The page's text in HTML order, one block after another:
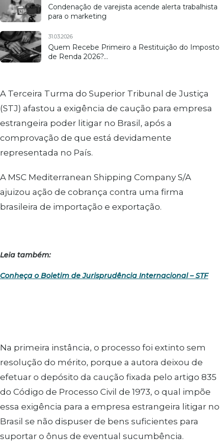
Condenação de varejista acende alerta trabalhista
para o marketing
31.03.2026
Quem Recebe Primeiro a Restituição do Imposto
de Renda 2026?…
A Terceira Turma do Superior Tribunal de Justiça
(STJ) afastou a exigência de caução para empresa
estrangeira poder litigar no Brasil, após a
comprovação de que está devidamente
representada no País.
A MSC Mediterranean Shipping Company S/A
ajuizou ação de cobrança contra uma firma
brasileira de importação e exportação.
Leia também:
Conheça o Boletim de Jurisprudência Internacional – STF
Na primeira instância, o processo foi extinto sem
resolução do mérito, porque a autora deixou de
efetuar o depósito da caução fixada pelo artigo 835
do Código de Processo Civil de 1973, o qual impõe
essa exigência para a empresa estrangeira litigar no
Brasil se não dispuser de bens suficientes para
suportar o ônus de eventual sucumbência.